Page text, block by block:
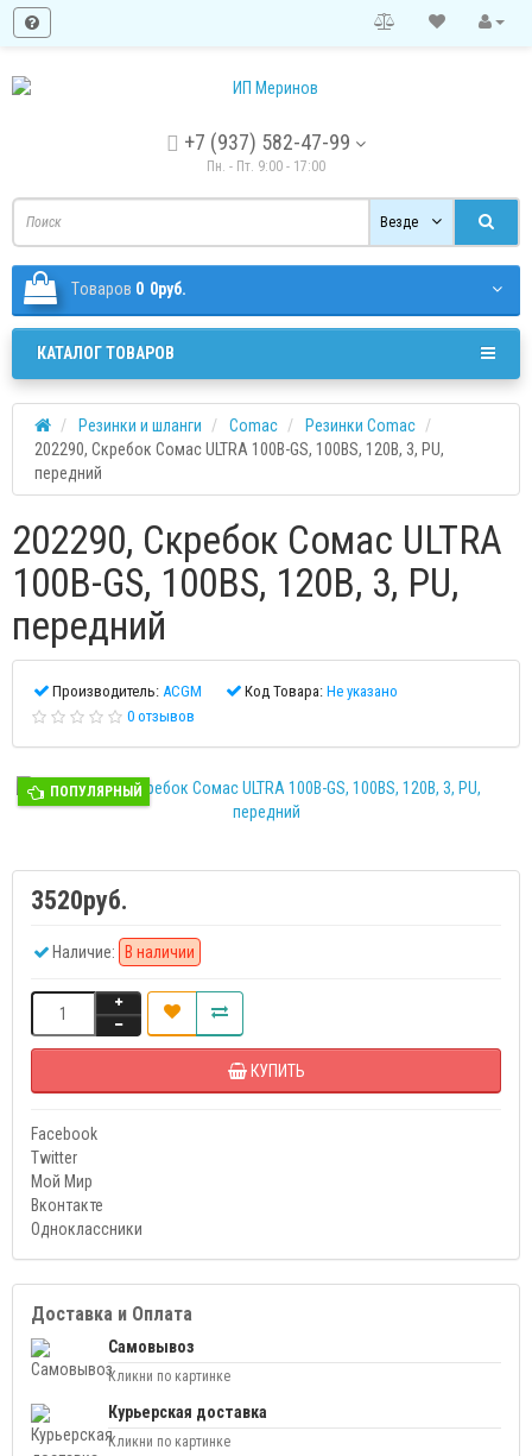
+7 (937) 582-47-99
Пн. - Пт. 9:00 - 17:00
Везде
Tоваров 0 0руб.
КАТАЛОГ ТОВАРОВ
Резинки и шланги Comac
Резинки Comac
202290, Скребок Сомас ULTRA 100B-GS, 100BS, 120B, 3, PU,
передний
202290, Скребок Сомас ULTRA
100B-GS, 100BS, 120B, 3, PU,
передний
Производитель: ACGM Код Товара: Не указано
0 отзывов
ПОПУЛЯРНЫЙ
3520руб.
Наличие: В наличии
КУПИТЬ
Facebook
Twitter
Мой Мир
Вконтакте
Одноклассники
Доставка и Оплата
Самовывоз
Кликни по картинке
Курьерская доставка
Кликни по картинке